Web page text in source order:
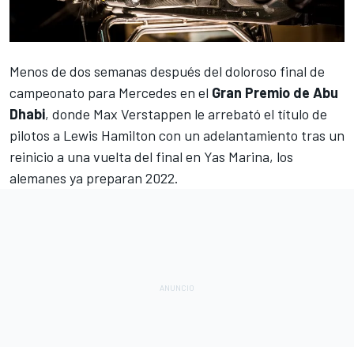
Menos de dos semanas después del doloroso final de
campeonato para Mercedes en el Gran Premio de Abu
Dhabi, donde Max Verstappen le arrebató el título de
pilotos a Lewis Hamilton con un adelantamiento tras un
reinicio a una vuelta del final en Yas Marina, los
alemanes ya preparan 2022.